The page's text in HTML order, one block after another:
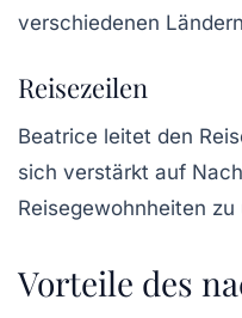
verschiedenen
Reisezeilen
Beatrice leitet den
sich verstärkt auf
Reisegewohnheiten zu
Vorteile des